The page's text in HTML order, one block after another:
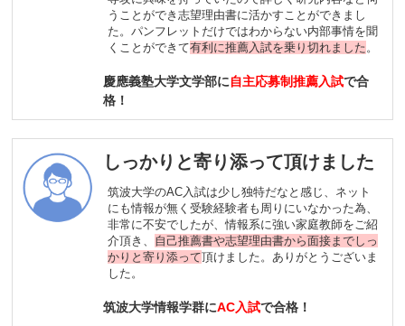
うことができ志望理由書に活かすことができまし
た。パンフレットだけではわからない内部事情を聞
くことができて有利に推薦入試を乗り切れました 。
慶應義塾大学文学部に自主応募制推薦入試で合
格！
しっかりと寄り添って頂けました
筑波大学のAC入試は少し独特だなと感じ、ネット
にも情報が無く受験経験者も周りにいなかった為、
非常に不安でしたが、情報系に強い家庭教師をご紹
介頂き、 自己推薦書や志望理由書から面接までしっ
かりと寄り添って頂けました。ありがとうございま
した。
筑波大学情報学群にAC入試で合格！